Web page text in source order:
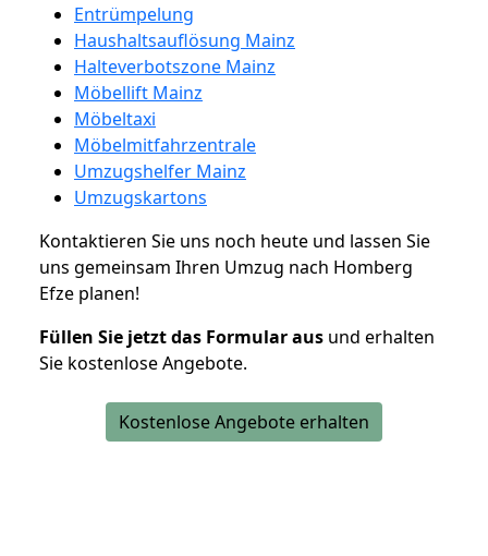
Entrümpelung
Haushaltsauflösung Mainz
Halteverbotszone Mainz
Möbellift Mainz
Möbeltaxi
Möbelmitfahrzentrale
Umzugshelfer Mainz
Umzugskartons
Kontaktieren Sie uns noch heute und lassen Sie
uns gemeinsam Ihren Umzug nach Homberg
Efze planen!
Füllen Sie jetzt das Formular aus und erhalten
Sie kostenlose Angebote.
Kostenlose Angebote erhalten